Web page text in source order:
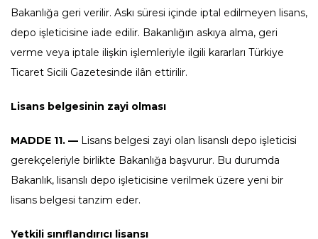
Bakanlığa geri verilir. Askı süresi içinde iptal edilmeyen lisans,
depo işleticisine iade edilir. Bakanlığın askıya alma, geri
verme veya iptale ilişkin işlemleriyle ilgili kararları Türkiye
Ticaret Sicili Gazetesinde ilân ettirilir.
Lisans belgesinin zayi olması
MADDE 11. — Lisans belgesi zayi olan lisanslı depo işleticisi
gerekçeleriyle birlikte Bakanlığa başvurur. Bu durumda
Bakanlık, lisanslı depo işleticisine verilmek üzere yeni bir
lisans belgesi tanzim eder.
Yetkili sınıflandırıcı lisansı